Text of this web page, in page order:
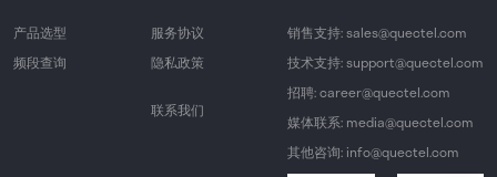
产品选型
频段查询
服务协议
隐私政策
联系我们
销售支持: sales@quectel.com
技术支持: support@quectel.com
招聘: career@quectel.com
媒体联系: media@quectel.com
其他咨询: info@quectel.com